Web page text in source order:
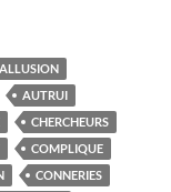
ALLUSION
AUTRUI
CHERCHEURS
COMPLIQUE
CONNERIES